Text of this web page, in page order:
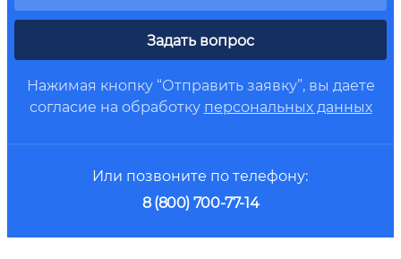
Задать вопрос
Нажимая кнопку “Отправить заявку”, вы даете
согласие на обработку персональных данных
Или позвоните по телефону:
8 (800) 700-77-14